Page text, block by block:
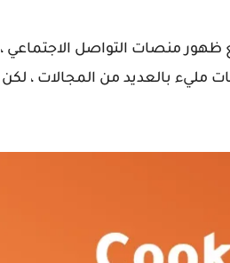
ظهور منصات التواصل الاجتماعي ،
مليء بالعديد من المجالات ، لكن